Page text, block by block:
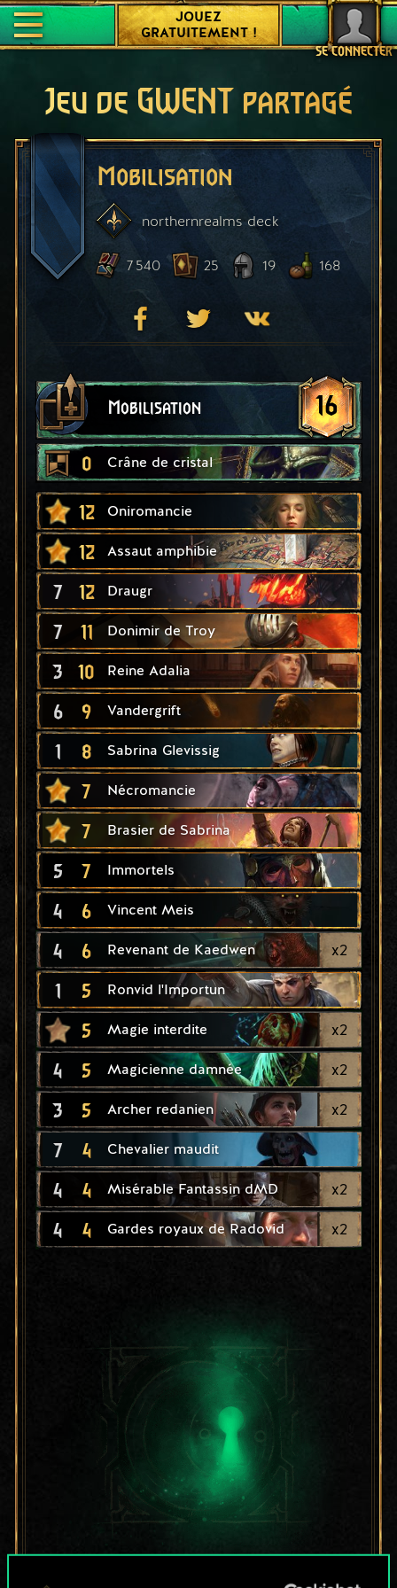
SE CONNECTER
JOUEZ
GRATUITEMENT !
Jeu de GWENT partagé
Mobilisation
northernrealmsdeck
7 540 25 19 168
Mobilisation 16
0 Crâne de cristal
12 Oniromancie
12 Assaut amphibie
7 12 Draugr
7 11 Donimir de Troy
3 10 Reine Adalia
6 9 Vandergrift
1 8 Sabrina Glevissig
7 Nécromancie
7 Brasier de Sabrina
5 7 Immortels
4 6 Vincent Meis
4 6 Revenant de Kaedwen x2
1 5 Ronvid l'Importun
5 Magie interdite x2
4 5 Magicienne damnée x2
3 5 Archer redanien x2
7 4 Chevalier maudit
4 4 Misérable Fantassin dMD x2
4 4 Gardes royaux de Radovid x2
Pour l'instant, ce